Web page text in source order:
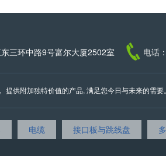
三环中路9号富尔大厦2502室 电话
提供附加独特价值的产品, 满足您今日与未来的需
电缆 接口板与跳线盘